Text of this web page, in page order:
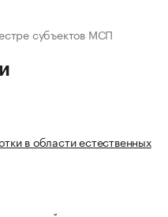
субъектов МСП
в области естественных